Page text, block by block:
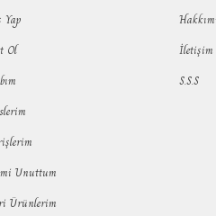
Ol
Unuttum
Ürünlerim
İletişim
S.S.S